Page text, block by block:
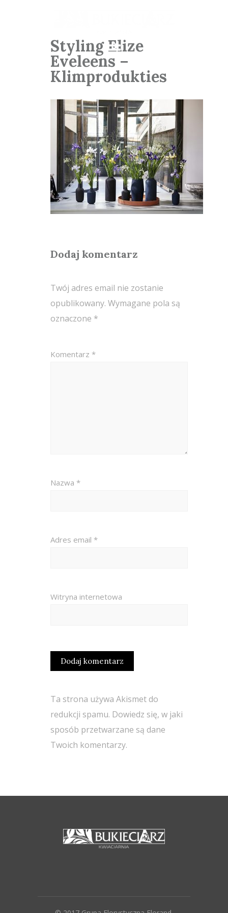
Styling Elize
Eveleens –
Klimprodukties
Dodaj komentarz
Twój adres email nie zostanie
opublikowany. Wymagane pola są
oznaczone *
Komentarz *
Nazwa *
Adres email *
Witryna internetowa
Ta strona używa Akismet do
redukcji spamu. Dowiedz się, w jaki
sposób przetwarzane są dane
Twoich komentarzy.